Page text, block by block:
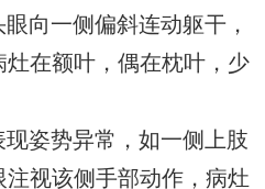
向一侧偏斜连动躯干，
在额叶，偶在枕叶，少
姿势异常，如一侧上肢
视该侧手部动作，病灶